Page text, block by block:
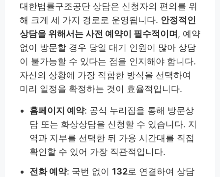
대한법률구조공단 상담은 신청자의 편의를 위
해 크게 세 가지 경로로 운영됩니다. 안정적인
상담을 위해서는 사전 예약이 필수적이며, 예약
없이 방문할 경우 당일 대기 인원이 많아 상담
이 불가능할 수 있다는 점을 인지해야 합니다.
자신의 상황에 가장 적합한 방식을 선택하여
미리 일정을 확정하는 것이 효율적입니다.
홈페이지 예약: 공식 누리집을 통해 방문상
담 또는 화상상담을 신청할 수 있습니다. 지
역과 지부를 선택한 뒤 가용 시간대를 직접
확인할 수 있어 가장 직관적입니다.
전화 예약: 국번 없이 132로 연결하여 상담